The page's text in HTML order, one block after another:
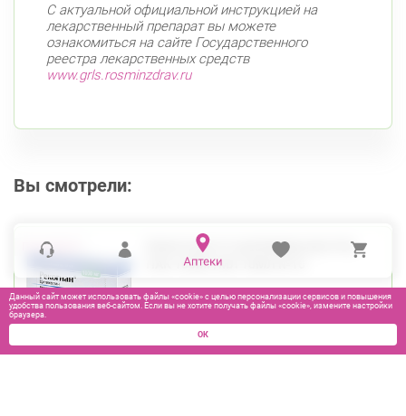
С актуальной официальной инструкцией на
лекарственный препарат вы можете
ознакомиться на сайте Государственного
реестра лекарственных средств
www.grls.rosminzdrav.ru
Вы смотрели:
РЕКОГНАН Р-Р Д/ПРИЕМА ВНУТРЬ
ПАК 100МГ/МЛ 10МЛ №10
2180₽
Данный сайт может использовать файлы «cookie» с целью персонализации сервисов и повышения
удобства пользования веб-сайтом. Если вы не хотите получать файлы «cookie», измените настройки
браузера.
ОК